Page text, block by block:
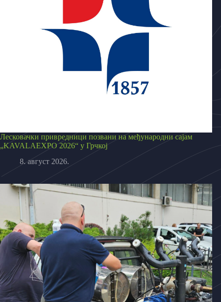
Лесковачки привредници позвани на међународни сајам
„KAVALAEXPO 2026“ у Грчкој
8. август 2026.